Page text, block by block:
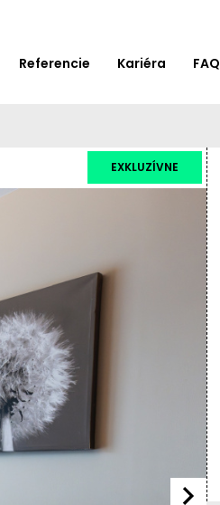
Referencie Kariéra FAQ
EXKLUZÍVNE